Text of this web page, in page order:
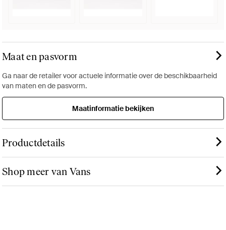
Maat en pasvorm
Ga naar de retailer voor actuele informatie over de beschikbaarheid
van maten en de pasvorm.
Maatinformatie bekijken
Productdetails
Shop meer van Vans